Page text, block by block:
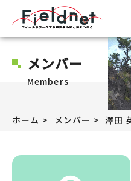
メンバー
Members
ホーム メンバー 澤田